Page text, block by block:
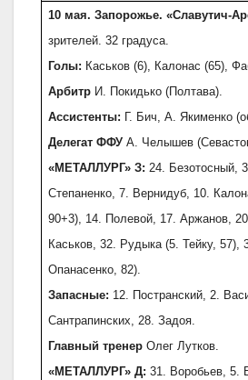
10 мая. Запорожье. «Славутич-
зрителей. 32 градуса.
Голы: Каськов (6), Калонас (65),
Арбитр И. Покидько (Полтава).
Ассистенты: Г. Бич, А. Якименко
Делегат ФФУА. Челышев
«МЕТАЛЛУРГ» З:24. Безотосный,
Степаненко, 7. Вернидуб, 10.
90+3), 14. Полевой, 17. Аржанов,
Каськов, 32. Рудыка (5. Тейку, 57),
Опанасенко, 82).
Запасные: 12. Постранский, 2.
Сантрапинских, 28. Задоя.
Главный тренерОлег Лутков.
«МЕТАЛЛУРГ» Д:31. Воробьев, 5.